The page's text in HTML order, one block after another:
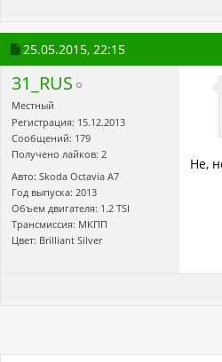
25.05.2015, 22:15
31_RUS
Местный
Регистрация: 15.12.2013
Сообщений: 179
Получено лайков: 2
Авто: Skoda Octavia A7
Год выпуска: 2013
Объем двигателя: 1.2 TSI
Трансмиссия: МКПП
Цвет: Brilliant Silver
Не,